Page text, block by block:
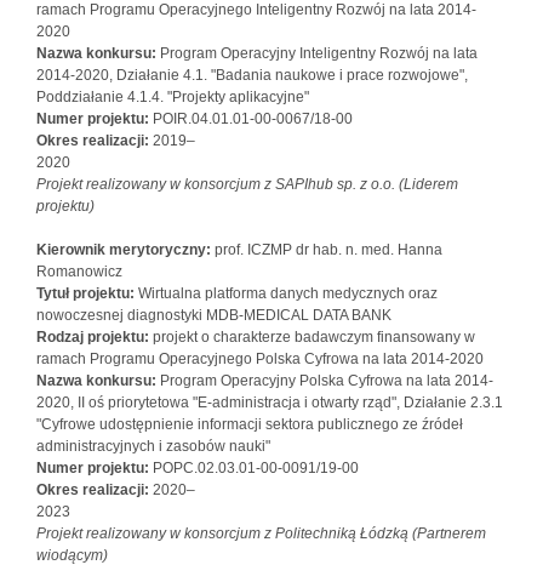
ramach Programu Operacyjnego Inteligentny Rozwój na lata 2014-
2020
Nazwa konkursu: Program Operacyjny Inteligentny Rozwój na lata
2014-2020, Działanie 4.1. "Badania naukowe i prace rozwojowe",
Poddziałanie 4.1.4. "Projekty aplikacyjne"
Numer projektu: POIR.04.01.01-00-0067/18-00
Okres realizacji: 2019–
2020
Projekt realizowany w konsorcjum z SAPIhub sp. z o.o. (Liderem
projektu)
Kierownik merytoryczny: prof. ICZMP dr hab. n. med. Hanna
Romanowicz
Tytuł projektu: Wirtualna platforma danych medycznych oraz
nowoczesnej diagnostyki MDB-MEDICAL DATA BANK
Rodzaj projektu: projekt o charakterze badawczym finansowany w
ramach Programu Operacyjnego Polska Cyfrowa na lata 2014-2020
Nazwa konkursu: Program Operacyjny Polska Cyfrowa na lata 2014-
2020, II oś priorytetowa "E-administracja i otwarty rząd", Działanie 2.3.1
"Cyfrowe udostępnienie informacji sektora publicznego ze źródeł
administracyjnych i zasobów nauki"
Numer projektu: POPC.02.03.01-00-0091/19-00
Okres realizacji: 2020–
2023
Projekt realizowany w konsorcjum z Politechniką Łódzką (Partnerem
wiodącym)